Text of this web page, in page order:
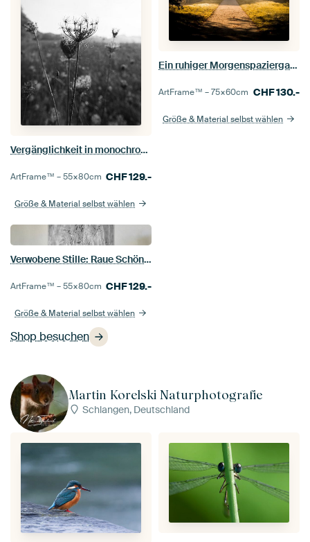
Shop besuchen
Vergänglichkeit in monochromem Licht
ArtFrame™ –55×80cm CHF129.-
Größe & Material selbst wählen
Ein ruhiger Morgenspaziergang zwischen Schatten und Sonnenstrahlen
ArtFrame™ –75×60cm CHF130.-
Größe & Material selbst wählen
Verwobene Stille: Raue Schönheit in Graustufen
ArtFrame™ –55×80cm CHF129.-
Größe & Material selbst wählen
Martin Korelski Naturphotografie
Schlangen, Deutschland